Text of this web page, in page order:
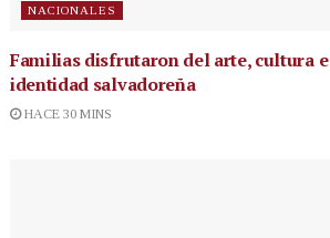
NACIONALES
Familias disfrutaron del arte, cultura e
identidad salvadoreña
HACE 30 MINS